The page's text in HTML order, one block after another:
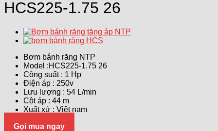
HCS225-1.75 26
Bơm bánh răng NTP
Model :HCS225-1.75 26
Công suất : 1 Hp
Điện áp : 250v
Lưu lượng : 54 L/min
Cột áp : 44 m
Xuất xứ : Việt nam
Gọi mua ngay